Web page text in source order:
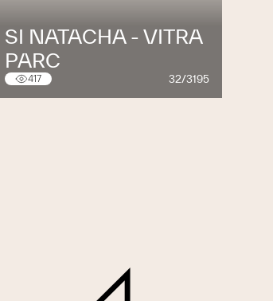
SI NATACHA - VITRA
PARC
417 32/3195